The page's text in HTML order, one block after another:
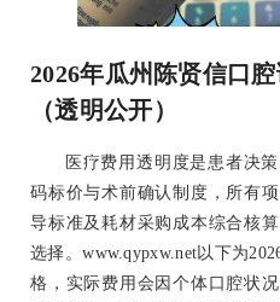
2026年瓜州陈贤信口
（透明公开）
医疗费用透明度是患者决
码标价与术前确认制度，所有
导标准及耗材采购成本综合核
选择。www.qypxw.net以下为
格，实际费用会因个体口腔状